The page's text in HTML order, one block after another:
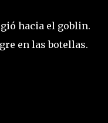
hacia el goblin.
en las botellas.